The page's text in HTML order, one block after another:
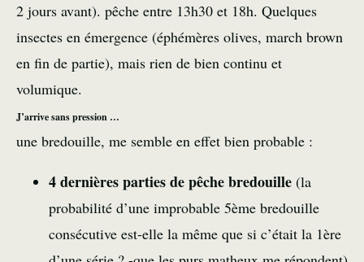
2 jours avant). pêche entre 13h30 et 18h. Quelques
insectes en émergence (éphémères olives, march brown
en fin de partie), mais rien de bien continu et
volumique.
J’arrive sans pression …
une bredouille, me semble en effet bien probable :
4 dernières parties de pêche bredouille (la
probabilité d’une improbable 5ème bredouille
consécutive est-elle la même que si c’était la 1ère